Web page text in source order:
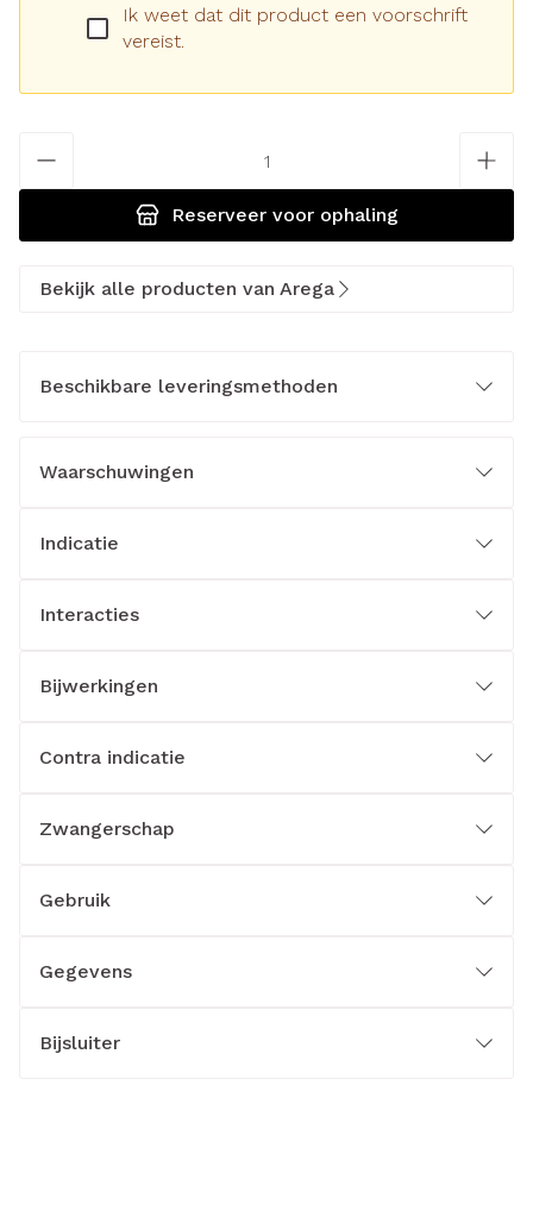
Ik weet dat dit product een voorschrift
vereist.
Reserveervoor ophaling
Bekijk alle producten van Arega
Beschikbare leveringsmethoden
Waarschuwingen
Indicatie
Interacties
Bijwerkingen
Contra indicatie
Zwangerschap
Gebruik
Gegevens
Bijsluiter